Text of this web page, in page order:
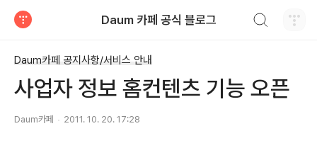
Daum 카페 공식 블로그
Daum카페 공지사항/서비스 안내
사업자 정보 홈컨텐츠 기능 오픈
Daum카페 2011. 10. 20. 17:28